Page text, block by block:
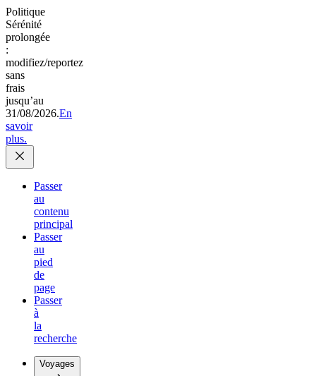
Politique
Sérénité
prolongée
:
modifiez/reportez
sans
frais
jusqu’au
31/08/2026.En
savoir
plus.
Passer
au
contenu
principal
Passer
au
pied
de
page
Passer
à
la
recherche
Voyages